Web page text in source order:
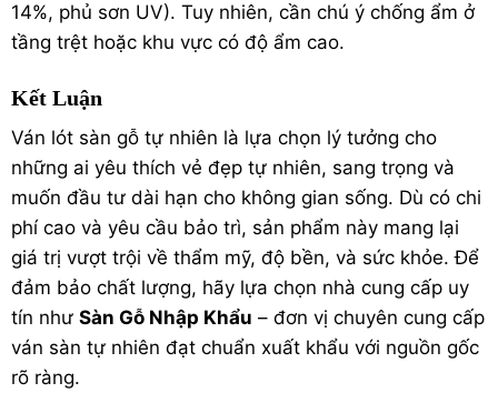
14%, phủ sơn UV). Tuy nhiên, cần chú ý chống ẩm ở
tầng trệt hoặc khu vực có độ ẩm cao.
Kết Luận
Ván lót sàn gỗ tự nhiên là lựa chọn lý tưởng cho
những ai yêu thích vẻ đẹp tự nhiên, sang trọng và
muốn đầu tư dài hạn cho không gian sống. Dù có chi
phí cao và yêu cầu bảo trì, sản phẩm này mang lại
giá trị vượt trội về thẩm mỹ, độ bền, và sức khỏe. Để
đảm bảo chất lượng, hãy lựa chọn nhà cung cấp uy
tín như Sàn Gỗ Nhập Khẩu – đơn vị chuyên cung cấp
ván sàn tự nhiên đạt chuẩn xuất khẩu với nguồn gốc
rõ ràng.